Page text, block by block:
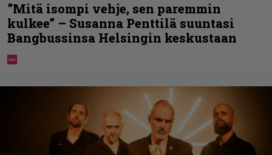
”Mitä isompi vehje, sen paremmin
kulkee” – Susanna Penttilä suuntasi
Bangbussinsa Helsingin keskustaan